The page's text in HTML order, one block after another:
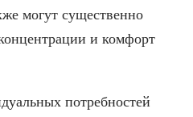
могут существенно
и комфорт
потребностей